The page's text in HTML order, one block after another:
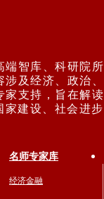
智库、科研院
及经济、政治
支持，旨在解
家建设、社会进
名师专家库
经济金融